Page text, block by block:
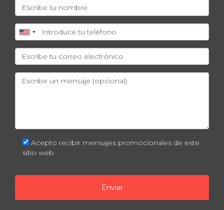
Acepto recibir mensajes promocionales de este
sitio web
Enviar